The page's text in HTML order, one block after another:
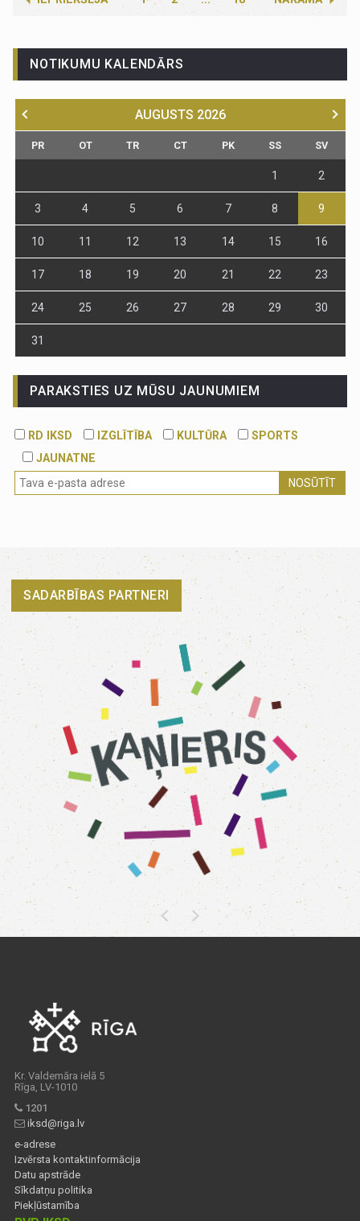
NOTIKUMU KALENDĀRS
AUGUSTS 2026
PR OT TR CT PK SS SV
1 2
3 4 5 6 7 8 9
10 11 12 13 14 15 16
17 18 19 20 21 22 23
24 25 26 27 28 29 30
31
PARAKSTIES UZ MŪSU JAUNUMIEM
RD IKSD IZGLĪTĪBA KULTŪRA
SPORTS
JAUNATNE
NOSŪTĪT
SADARBĪBAS PARTNERI
Kr. Valdemāra ielā 5
Rīga, LV-1010
1201
iksd@riga.lv
e-adrese
Izvērsta kontaktinformācija
Datu apstrāde
Sīkdatņu politika
Piekļūstamība